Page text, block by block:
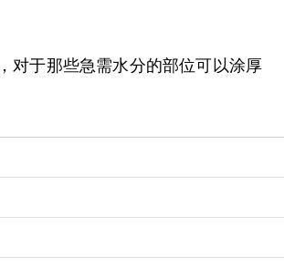
对于那些急需水分的部位可以涂厚